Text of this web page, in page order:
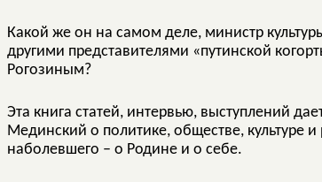
Какой же он на самом деле, министр
другими представителями «путинской
Рогозиным?
Эта книга статей, интервью, выступлений
Мединский о политике, обществе, культуре
наболевшего – о Родине и о себе.